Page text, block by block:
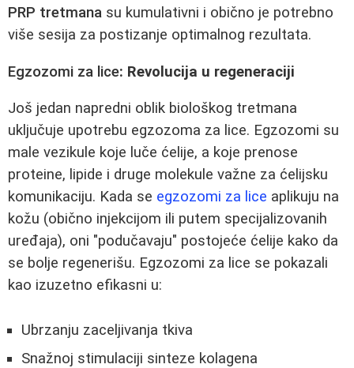
PRP tretmana su kumulativni i obično je potrebno
više sesija za postizanje optimalnog rezultata.
Egzozomi za lice: Revolucija u regeneraciji
Još jedan napredni oblik biološkog tretmana
uključuje upotrebu egzozoma za lice. Egzozomi su
male vezikule koje luče ćelije, a koje prenose
proteine, lipide i druge molekule važne za ćelijsku
komunikaciju. Kada se egzozomi za lice aplikuju na
kožu (obično injekcijom ili putem specijalizovanih
uređaja), oni "podučavaju" postojeće ćelije kako da
se bolje regenerišu. Egzozomi za lice se pokazali
kao izuzetno efikasni u:
Ubrzanju zaceljivanja tkiva
Snažnoj stimulaciji sinteze kolagena